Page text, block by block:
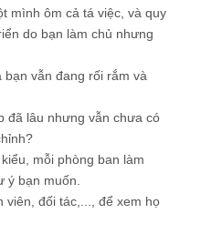
mình ôm cả tá việc, và quy
do bạn làm chủ nhưng
bạn vẫn đang rối rắm và
đã lâu nhưng vẫn chưa có
mỗi phòng ban làm
ý bạn muốn.
viên, đối tác,..., để xem họ